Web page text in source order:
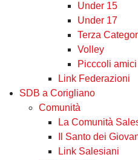
Under 15
Under 17
Terza
Volley
Picccoli
Link Federazioni
SDB a Corigliano
Comunità
La Comunità
Il Santo dei
Link Salesiani